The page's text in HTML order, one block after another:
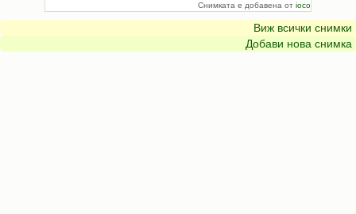
Снимката е добавена от ioco
Виж всички снимки
Добави нова снимка